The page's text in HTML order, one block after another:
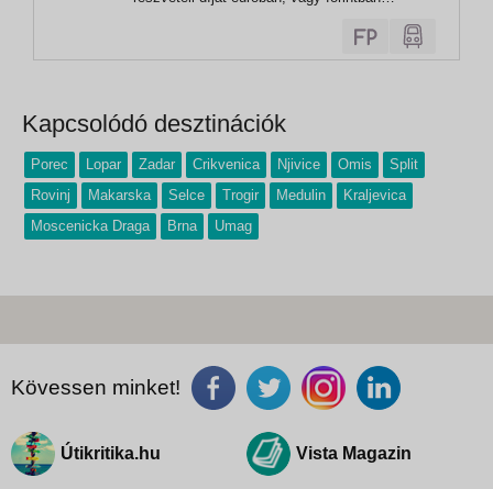
HORVÁTORSZÁGBAN - OPATIJA 4 nap / 3
Kapcsolódó desztinációk
Porec Lopar Zadar Crikvenica Njivice Omis
Split
Rovinj
Makarska Selce Trogir Medulin
Kraljevica
Moscenicka Draga
Brna Umag
Kövessen minket!
Útikritika.hu Vista Magazin